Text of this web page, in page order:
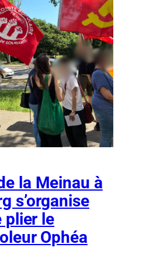
la Meinau à
s’organise
plier le
Ophéa